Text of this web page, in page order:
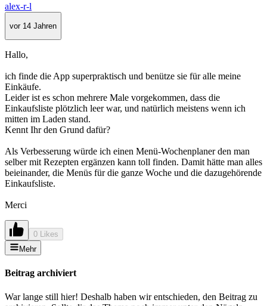
alex-r-l
vor 14 Jahren
Hallo,
ich finde die App superpraktisch und benütze sie für alle meine
Einkäufe.
Leider ist es schon mehrere Male vorgekommen, dass die
Einkaufsliste plötzlich leer war, und natürlich meistens wenn ich
mitten im Laden stand.
Kennt Ihr den Grund dafür?
Als Verbesserung würde ich einen Menü-Wochenplaner den man
selber mit Rezepten ergänzen kann toll finden. Damit hätte man alles
beieinander, die Menüs für die ganze Woche und die dazugehörende
Einkaufsliste.
Merci
0 Likes
Mehr
Beitrag archiviert
War lange still hier! Deshalb haben wir entschieden, den Beitrag zu